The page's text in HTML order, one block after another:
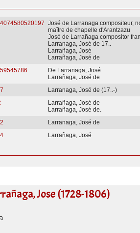
José de Larranaga compositeur,
maître de chapelle d'Arantzazu
José de Larrañaga compositor
Larranaga, José de 17..-
Larrañaga, José
Larrañaga, José de
De Larranaga, José
Larrañaga, José de
Larranaga, José de (17..-)
Larrañaga, José de
Larrañaga, José de.
Larranaga, José de
Larrañaga, José
Jose (1728-1806)